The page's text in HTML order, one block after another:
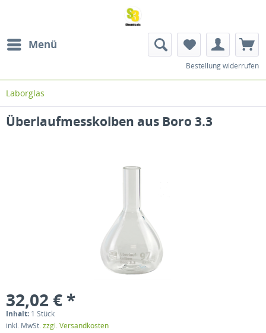
Menü
Bestellung widerrufen
Laborglas
Überlaufmesskolben aus Boro 3.3
32,02 € *
Inhalt: 1 Stück
inkl. MwSt.zzgl. Versandkosten